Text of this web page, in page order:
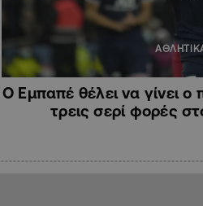
Ο Εμπαπέ θέλει να γίνει
τρεις σερί φορές